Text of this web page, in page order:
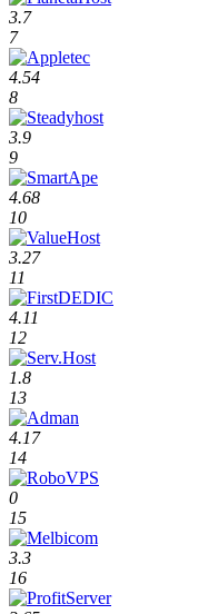
3.7
7
4.54
8
3.9
9
4.68
10
3.27
11
4.11
12
1.8
13
4.17
14
0
15
3.3
16